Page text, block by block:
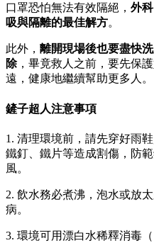
口罩恐怕無法有效隔絕， 外
吸與隔離的最佳解方。
此外， 離開現場後也要盡快
除，畢竟救人之前，要先保
遠，健康地繼續幫助更多人。
鏟子超人注意事項
1. 清理環境前，請先穿好雨
鐵釘、鐵片等造成割傷，防
風。
2. 飲水務必煮沸，泡水或放
病。
3. 環境可用漂白水稀釋消毒